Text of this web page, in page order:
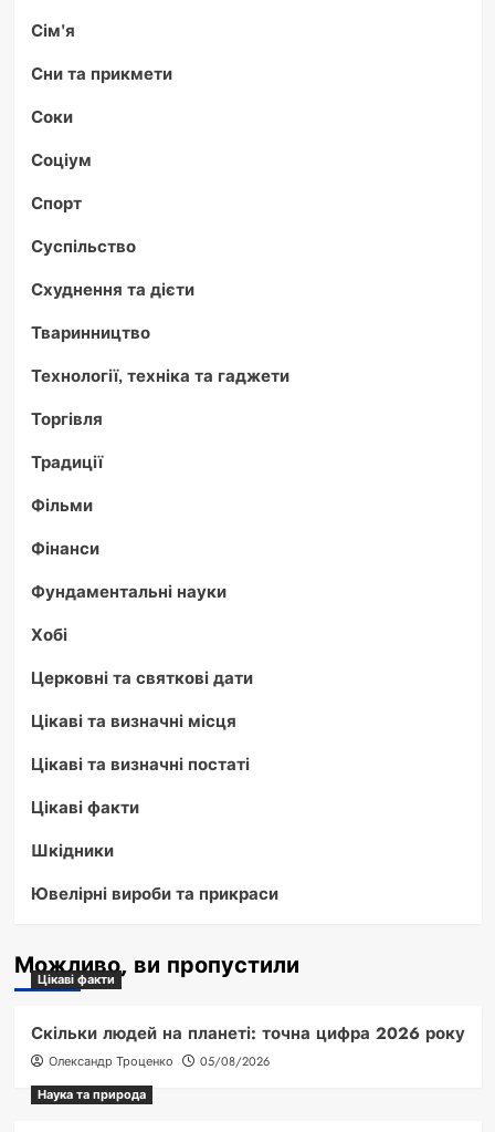
Сім'я
Сни та прикмети
Соки
Соціум
Спорт
Суспільство
Схуднення та дієти
Тваринництво
Технології, техніка та гаджети
Торгівля
Традиції
Фільми
Фінанси
Фундаментальні науки
Хобі
Церковні та святкові дати
Цікаві та визначні місця
Цікаві та визначні постаті
Цікаві факти
Шкідники
Ювелірні вироби та прикраси
Можливо, ви пропустили
Цікаві факти
Скільки людей на планеті: точна цифра 2026 року
Олександр Троценко
05/08/2026
Наука та природа